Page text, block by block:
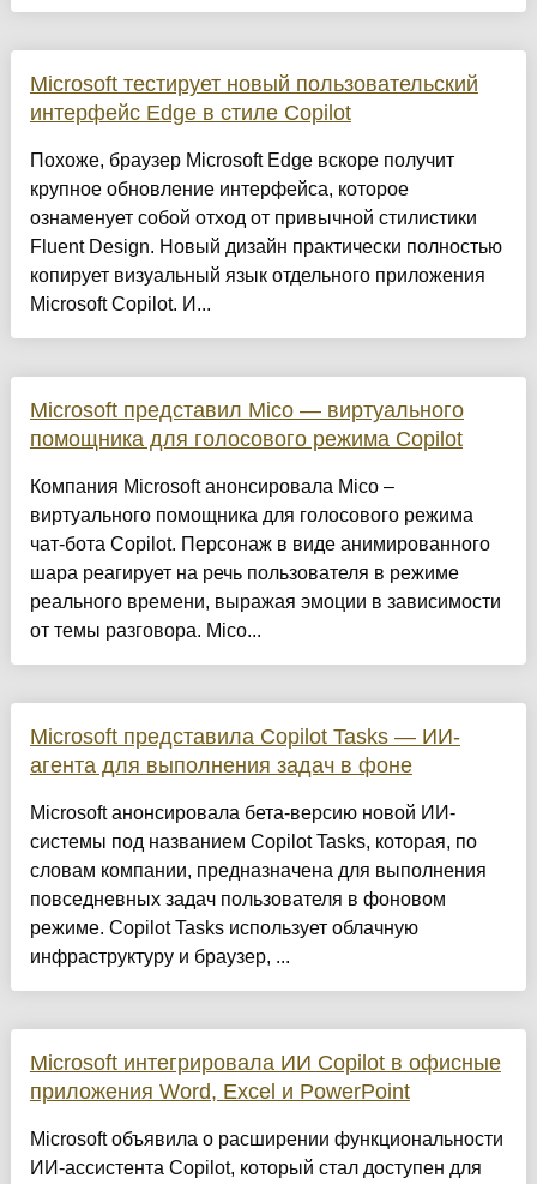
Microsoft тестирует новый пользовательский
интерфейс Edge в стиле Copilot
Похоже, браузер Microsoft Edge вскоре получит
крупное обновление интерфейса, которое
ознаменует собой отход от привычной стилистики
Fluent Design. Новый дизайн практически полностью
копирует визуальный язык отдельного приложения
Microsoft Copilot. И...
Microsoft представил Mico — виртуального
помощника для голосового режима Copilot
Компания Microsoft анонсировала Mico –
виртуального помощника для голосового режима
чат-бота Copilot. Персонаж в виде анимированного
шара реагирует на речь пользователя в режиме
реального времени, выражая эмоции в зависимости
от темы разговора. Mico...
Microsoft представила Copilot Tasks — ИИ-
агента для выполнения задач в фоне
Microsoft анонсировала бета-версию новой ИИ-
системы под названием Copilot Tasks, которая, по
словам компании, предназначена для выполнения
повседневных задач пользователя в фоновом
режиме. Copilot Tasks использует облачную
инфраструктуру и браузер, ...
Microsoft интегрировала ИИ Copilot в офисные
приложения Word, Excel и PowerPoint
Microsoft объявила о расширении функциональности
ИИ-ассистента Copilot, который стал доступен для